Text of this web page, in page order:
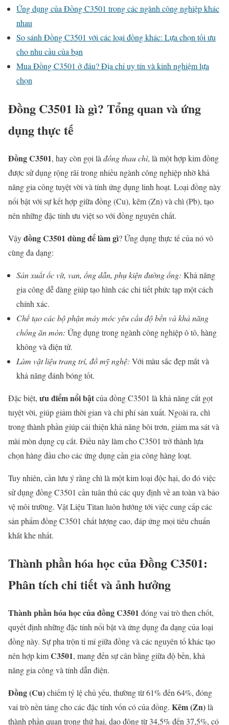
Ứng dụng của Đồng C3501 trong các ngành công nghiệp khác
nhau
So sánh Đồng C3501 với các loại đồng khác: Lựa chọn tối ưu
cho nhu cầu của bạn
Mua Đồng C3501 ở đâu? Địa chỉ uy tín và kinh nghiệm lựa
chọn
Đồng C3501 là gì? Tổng quan và ứng
dụng thực tế
Đồng C3501, hay còn gọi là đồng thau chì, là một hợp kim đồng
được sử dụng rộng rãi trong nhiều ngành công nghiệp nhờ khả
năng gia công tuyệt vời và tính ứng dụng linh hoạt. Loại đồng này
nổi bật với sự kết hợp giữa đồng (Cu), kẽm (Zn) và chì (Pb), tạo
nên những đặc tính ưu việt so với đồng nguyên chất.
Vậyđồng C3501 dùng để làm gì? Ứng dụng thực tế của nó vô
cùng đa dạng:
Sản xuất ốc vít, van, ống dẫn, phụ kiện đường ống: Khả năng
gia công dễ dàng giúp tạo hình các chi tiết phức tạp một cách
chính xác.
Chế tạo các bộ phận máy móc yêu cầu độ bền và khả năng
chống ăn mòn: Ứng dụng trong ngành công nghiệp ô tô, hàng
không và điện tử.
Làm vật liệu trang trí, đồ mỹ nghệ: Với màu sắc đẹp mắt và
khả năng đánh bóng tốt.
Đặc biệt, ưu điểm nổi bậtcủa đồng C3501 là khả năng cắt gọt
tuyệt vời, giúp giảm thời gian và chi phí sản xuất. Ngoài ra, chì
trong thành phần giúp cải thiện khả năng bôi trơn, giảm ma sát và
mài mòn dụng cụ cắt. Điều này làm cho C3501 trở thành lựa
chọn hàng đầu cho các ứng dụng cần gia công hàng loạt.
Tuy nhiên, cần lưu ý rằng chì là một kim loại độc hại, do đó việc
sử dụng đồng C3501 cần tuân thủ các quy định về an toàn và bảo
vệ môi trường. Vật Liệu Titan luôn hướng tới việc cung cấp các
sản phẩm đồng C3501 chất lượng cao, đáp ứng mọi tiêu chuẩn
khắt khe nhất.
Thành phần hóa học của Đồng C3501:
Phân tích chi tiết và ảnh hưởng
Thành phần hóa học của đồng C3501 đóng vai trò then chốt,
quyết định những đặc tính nổi bật và ứng dụng đa dạng của loại
đồng này. Sự pha trộn tỉ mỉ giữa đồng và các nguyên tố khác tạo
nên hợp kimC3501, mang đến sự cân bằng giữa độ bền, khả
năng gia công và tính dẫn điện.
Đồng (Cu)chiếm tỷ lệ chủ yếu, thường từ 61% đến 64%, đóng
vai trò nền tảng cho các đặc tính vốn có của đồng. Kẽm (Zn)là
thành phần quan trọng thứ hai, dao động từ 34,5% đến 37,5%, có